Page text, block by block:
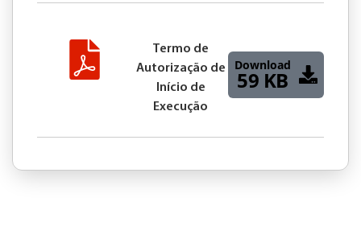
Termo de
Autorização de
Início de
Execução
Download
59 KB